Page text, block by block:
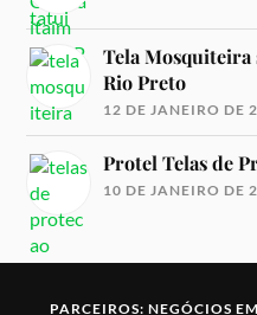
Tela Mosquiteira
Rio Preto
12 DE JANEIRO DE
Protel Telas de
10 DE JANEIRO DE
PARCEIROS: NEGÓCIOS